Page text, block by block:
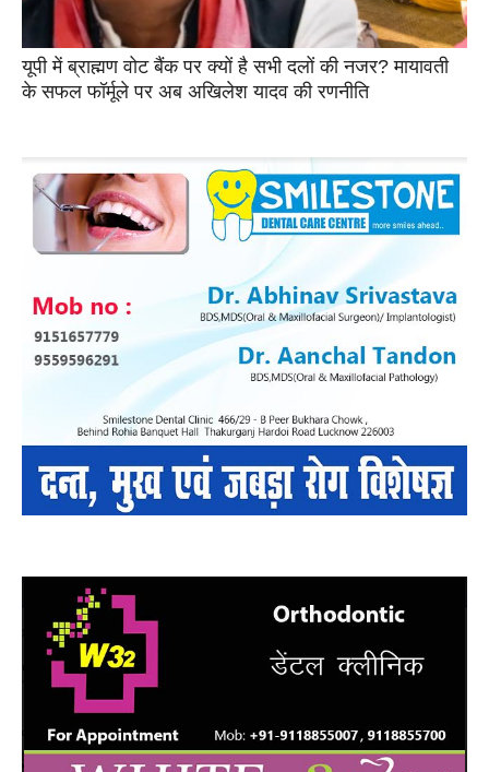
यूपी में ब्राह्मण वोट बैंक पर क्यों है सभी दलों की नजर? मायावती
के सफल फॉर्मूले पर अब अखिलेश यादव की रणनीति